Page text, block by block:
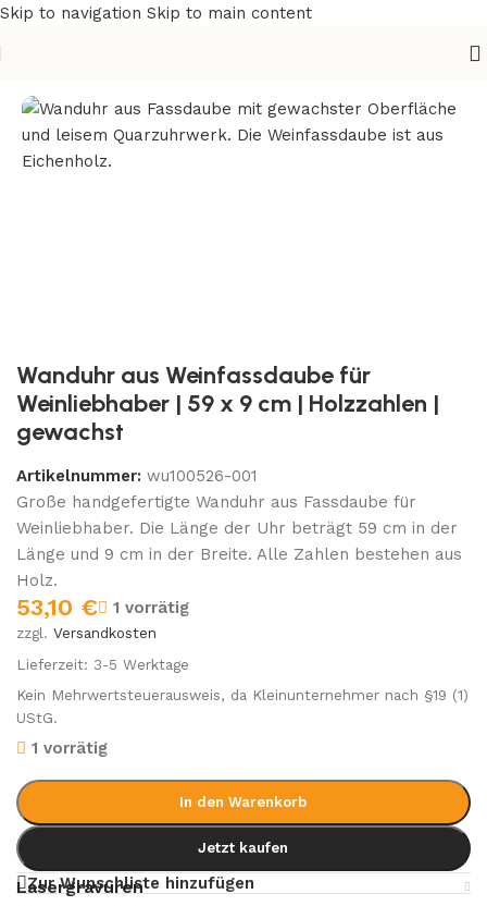
Skip to navigation Skip to main content
Wanduhr aus Weinfassdaube für
Weinliebhaber | 59 x 9 cm | Holzzahlen |
gewachst
Artikelnummer: wu100526-001
Große handgefertigte Wanduhr aus Fassdaube für
Weinliebhaber. Die Länge der Uhr beträgt 59 cm in der
Länge und 9 cm in der Breite. Alle Zahlen bestehen aus
Holz.
53,10 € 1 vorrätig
zzgl. Versandkosten
Lieferzeit: 3-5 Werktage
Kein Mehrwertsteuerausweis, da Kleinunternehmer nach §19 (1)
UStG.
1 vorrätig
In den Warenkorb
Jetzt kaufen
Zur Wunschliste hinzufügen
Lasergravuren